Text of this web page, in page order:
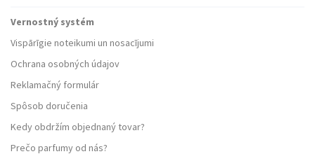
Vernostný systém
Vispārīgie noteikumi un nosacījumi
Ochrana osobných údajov
Reklamačný formulár
Spôsob doručenia
Kedy obdržím objednaný tovar?
Prečo parfumy od nás?